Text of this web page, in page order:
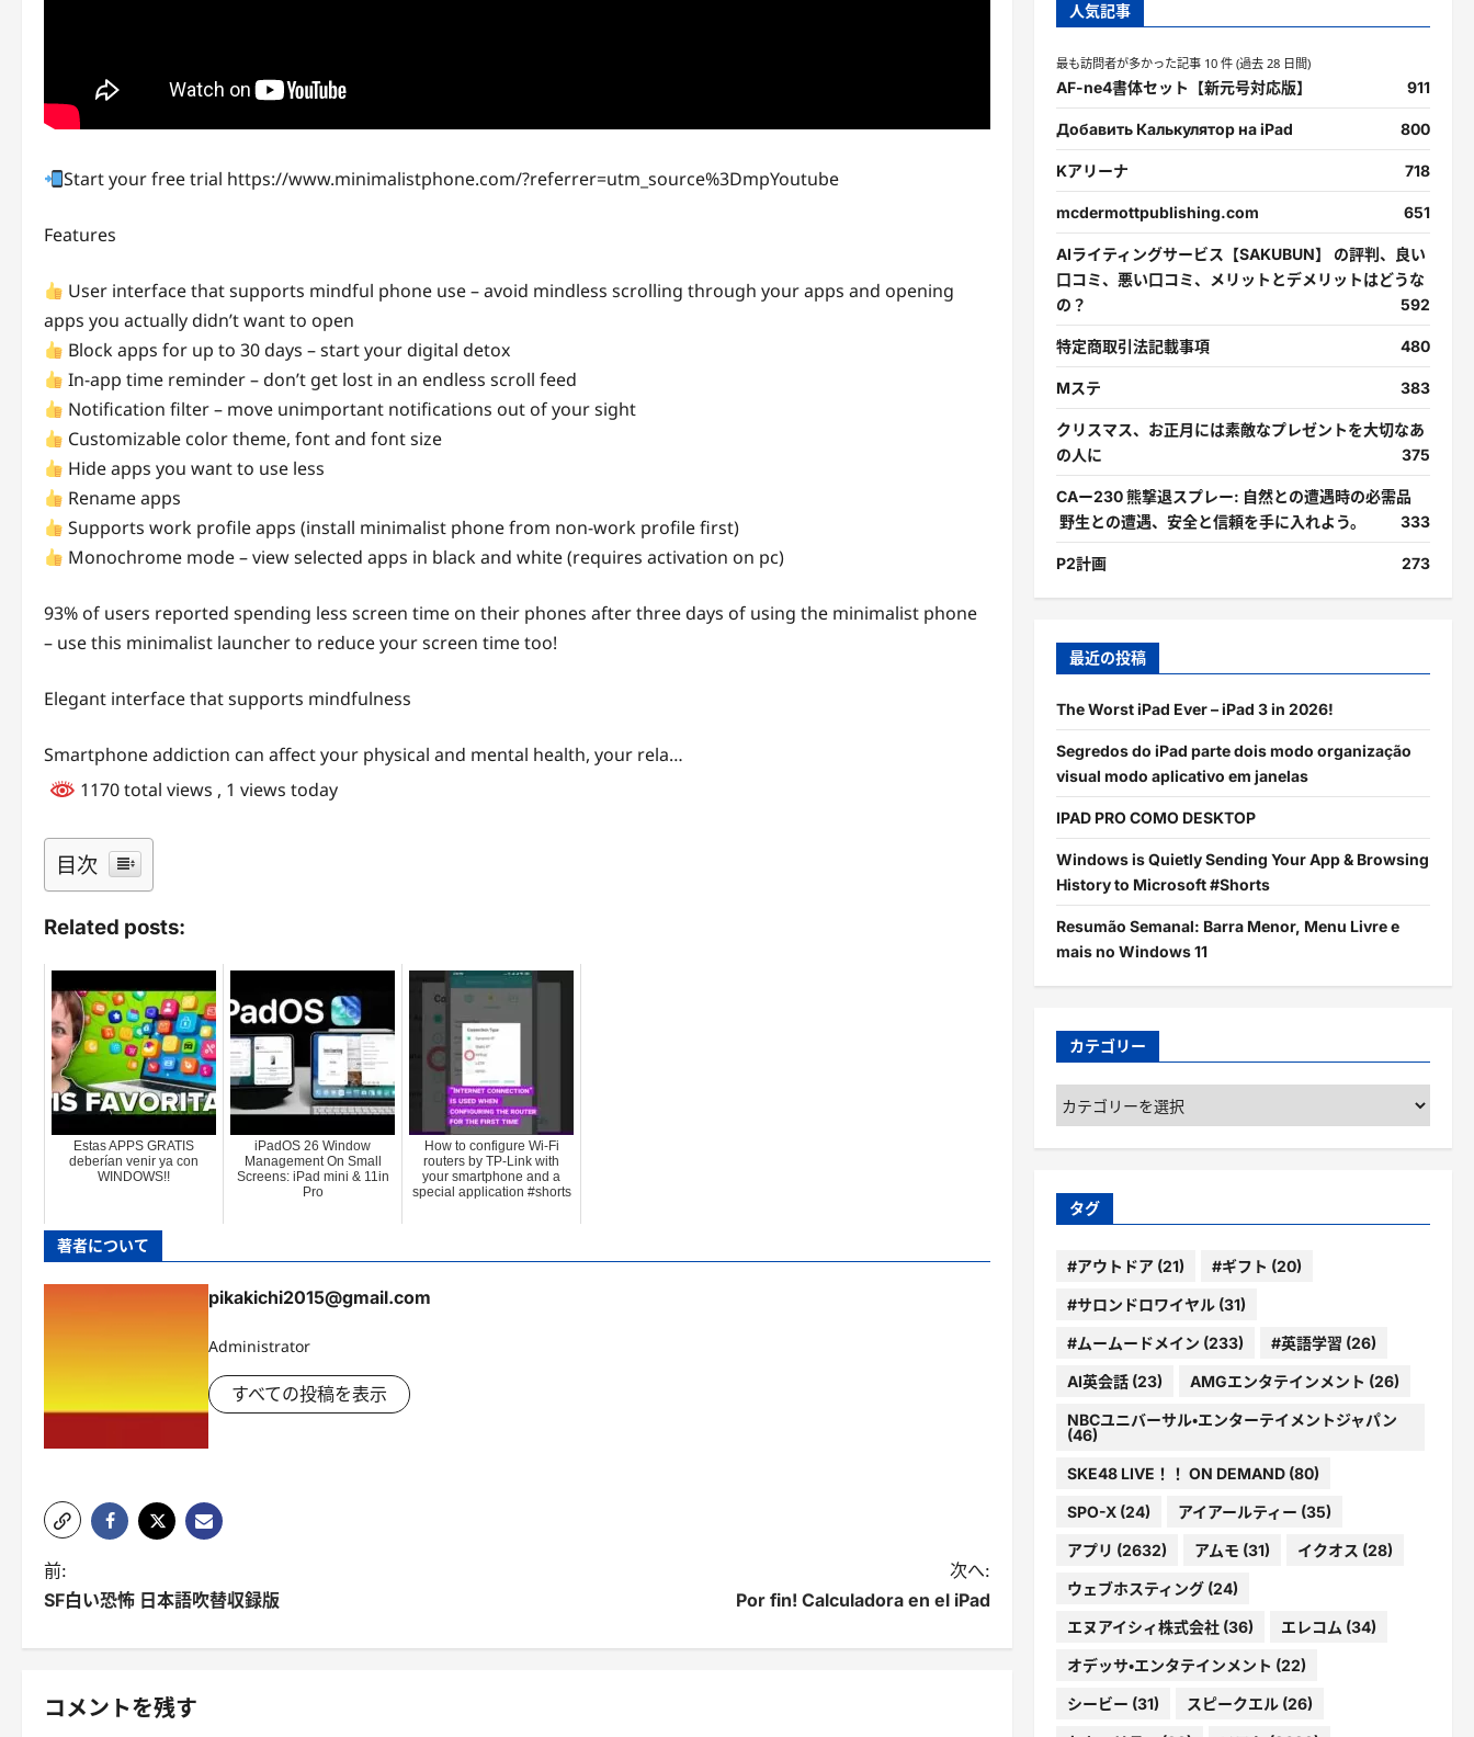
Start your free trial https://www.minimalistphone.com/?referrer=utm_source%3DmpYoutube
Features
User interface that supports mindful phone use – avoid mindless scrolling through your apps and opening
apps you actually didn’t want to open
Block apps for up to 30 days – start your digital detox
In-app time reminder – don’t get lost in an endless scroll feed
Notification filter – move unimportant notifications out of your sight
Customizable color theme, font and font size
Hide apps you want to use less
Rename apps
Supports work profile apps (install minimalist phone from non-work profile first)
Monochrome mode – view selected apps in black and white (requires activation on pc)
93% of users reported spending less screen time on their phones after three days of using the minimalist phone
– use this minimalist launcher to reduce your screen time too!
Elegant interface that supports mindfulness
Smartphone addiction can affect your physical and mental health, your rela…
1170 total views , 1 views today
目次
Related posts:
Estas APPS GRATIS
deberían venir ya con
WINDOWS!!
iPadOS 26 Window
Management On Small
Screens: iPad mini & 11in
Pro
How to configure Wi-Fi
routers by TP-Link with
your smartphone and a
special application #shorts
著者について
pikakichi2015@gmail.com
Administrator
すべての投稿を表示
投
稿
ナ
ビ
前:
SF白い恐怖 日本語吹替収録版
次へ:
Por fin! Calculadora en el iPad
コメントを残す
人気記事
最も訪問者が多かった記事 10 件 (過去 28 日間)
AF-ne4書体セット【新元号対応版】 911
Добавить Калькулятор на iPad 800
Kアリーナ 718
mcdermottpublishing.com 651
AIライティングサービス【SAKUBUN】 の評判、良い
口コミ、悪い口コミ、メリットとデメリットはどうな
の？
592
特定商取引法記載事項 480
Mステ 383
クリスマス、お正月には素敵なプレゼントを大切なあ
の人に
375
CAー230 熊撃退スプレー: 自然との遭遇時の必需品
野生との遭遇、安全と信頼を手に入れよう。
333
P2計画 273
最近の投稿
The Worst iPad Ever – iPad 3 in 2026!
Segredos do iPad parte dois modo organização
visual modo aplicativo em janelas
IPAD PRO COMO DESKTOP
Windows is Quietly Sending Your App & Browsing
History to Microsoft #Shorts
Resumão Semanal: Barra Menor, Menu Livre e
mais no Windows 11
カテゴリー
カ
テ
ゴ
ー
タグ
#アウトドア(21) #ギフト (20)
#サロンドロワイヤル(31)
#ムームードメイン (233) #英語学習 (26)
AI英会話(23) AMGエンタテインメント (26)
NBCユニバーサル・エンターテイメントジャパン
(46)
SKE48 LIVE！！ ON DEMAND(80)
SPO-X(24) アイアールティー (35)
アプリ (2632) アムモ (31) イクオス (28)
ウェブホスティング(24)
エヌアイシィ株式会社(36) エレコム (34)
オデッサ・エンタテインメント (22)
シービー (31) スピークエル(26)